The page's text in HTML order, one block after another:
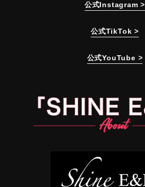
公式Instagram >
公式TikTok >
公式YouTube >